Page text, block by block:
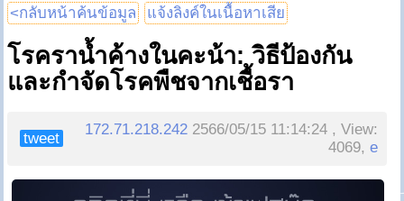
<กลับหน้าค้นข้อมูล แจ้งลิงค์ในเนื้อหาเสีย
โรคราน้ำค้างในคะน้า: วิธีป้องกัน
และกำจัดโรคพืชจากเชื้อรา
tweet
172.71.218.242 2566/05/15 11:14:24 , View:
4069,e